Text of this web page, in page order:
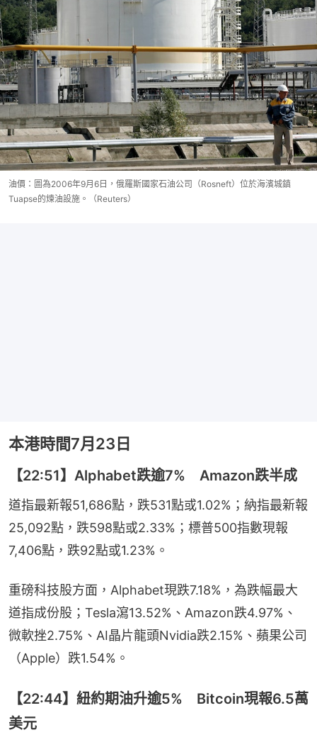
油價：圖為2006年9月6日，俄羅斯國家石油公司（Rosneft）位於海濱城鎮
Tuapse的煉油設施。（Reuters）
本港時間7月23日
【22:51】Alphabet跌逾7% Amazon跌半成
道指最新報51,686點，跌531點或1.02%；納指最新報
25,092點，跌598點或2.33%；標普500指數現報
7,406點，跌92點或1.23%。
重磅科技股方面，Alphabet現跌7.18%，為跌幅最大
道指成份股；Tesla瀉13.52%、Amazon跌4.97%、
微軟挫2.75%、AI晶片龍頭Nvidia跌2.15%、蘋果公司
（Apple）跌1.54%。
【22:44】紐約期油升逾5% Bitcoin現報6.5萬
美元